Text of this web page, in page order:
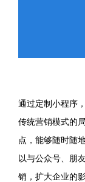
通过定制小程序
传统营销模式的
点，能够随时随
以与公众号、朋
销，扩大企业的影